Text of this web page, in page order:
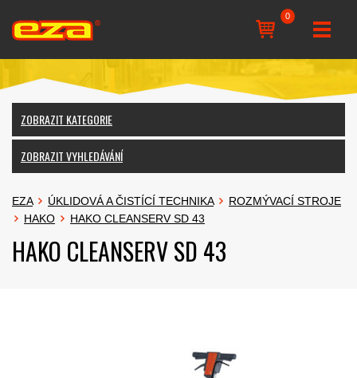
0
ZOBRAZIT KATEGORIE
ZOBRAZIT VYHLEDÁVÁNÍ
EZA ÚKLIDOVÁ A ČISTÍCÍ TECHNIKA
ROZMÝVACÍ STROJE
HAKO
HAKO CLEANSERV SD 43
HAKO CLEANSERV SD 43